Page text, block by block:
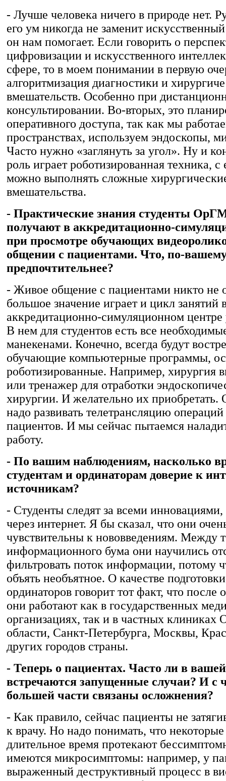
- Лучше человека ничего в природе нет.
его ум никогда не заменит
он нам помогает. Если говорить о
цифровизации и искусственного
сфере, то в моем понимании в первую
алгоритмизация диагностики и
вмешательств. Особенно при
консультировании. Во-вторых, это
оперативного доступа, так как мы
пространствах, используем эндоскопы,
Часто нужно «заглянуть за угол». Ну и
роль играет роботизированная техника,
можно выполнять сложные
вмешательства.
- Практические знания студенты
получают в аккредитационно-
при просмотре обучающих
общении с пациентами. Что, по-
предпочтительнее?
- Живое общение с пациентами никто не
большое значение играет и цикл занятий
аккредитационно-симуляционном центре
В нем для студентов есть все
манекенами. Конечно, всегда будут
обучающие компьютерные программы,
роботизированные. Например, хирургия
или тренажер для отработки
хирургии. И желательно их приобретать.
надо развивать телетрансляцию операций
пациентов. И мы сейчас пытаемся
работу.
- По вашим наблюдениям, насколько
студентам и ординаторам доверие к
источникам?
- Студенты следят за всеми
через интернет. Я бы сказал, что они
чувствительны к нововведениям. Между
информационного бума они научились
фильтровать поток информации, потому
объять необъятное. О качестве
ординаторов говорит тот факт, что после
они работают как в государственных
организациях, так и в частных клиниках
области, Санкт-Петербурга, Москвы,
других городов страны.
- Теперь о пациентах. Часто ли в
встречаются запущенные случаи? И с
большей части связаны осложнения?
- Как правило, сейчас пациенты не
к врачу. Но надо понимать, что некоторые
длительное время протекают
имеются микросимптомы: например, у
выраженный деструктивный процесс в